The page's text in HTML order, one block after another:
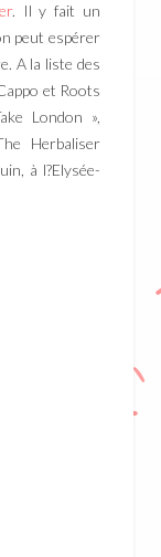
. Il y fait un
peut espérer
A la liste des
et Roots
London »,
Herbaliser
à l?Elysée-